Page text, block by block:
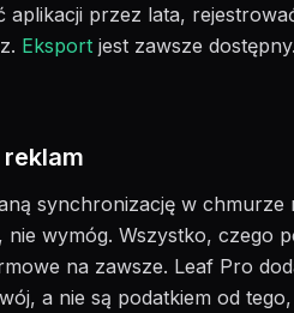
przez lata,
Eksport jest zawsze
synchronizację w chmurze
wymóg. Wszystko, czego
na zawsze. Leaf Pro
a nie są podatkiem od tego,